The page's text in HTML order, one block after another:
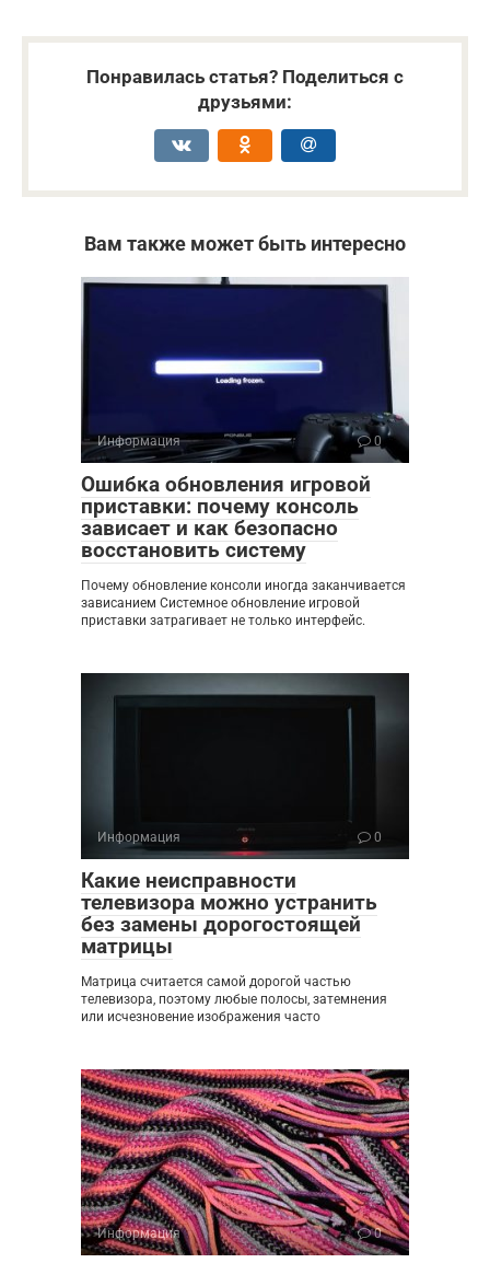
Понравилась статья? Поделиться с
друзьями:
Вам также может быть интересно
Информация 0
Ошибка обновления игровой
приставки: почему консоль
зависает и как безопасно
восстановить систему
Почему обновление консоли иногда заканчивается
зависанием Системное обновление игровой
приставки затрагивает не только интерфейс.
Информация 0
Какие неисправности
телевизора можно устранить
без замены дорогостоящей
матрицы
Матрица считается самой дорогой частью
телевизора, поэтому любые полосы, затемнения
или исчезновение изображения часто
Информация 0